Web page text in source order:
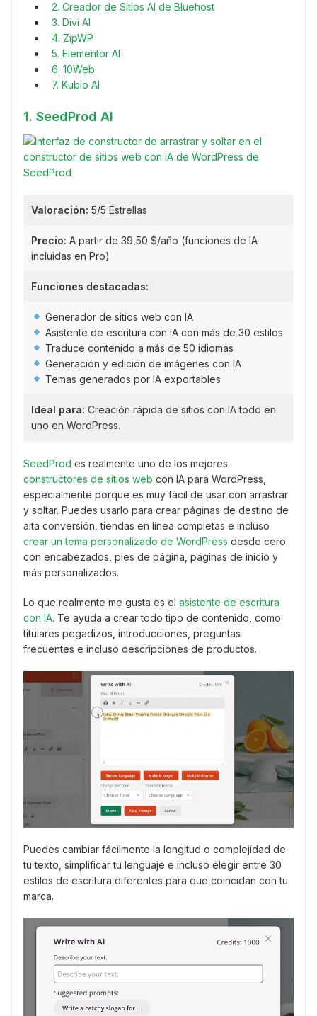
2. Creador de Sitios AI de Bluehost
3. Divi AI
4. ZipWP
5. Elementor AI
6. 10Web
7. Kubio AI
1. SeedProd AI
Valoración: 5/5 Estrellas
Precio: A partir de 39,50 $/año (funciones de IA
incluidas en Pro)
Funciones destacadas:
Generador de sitios web con IA
Asistente de escritura con IA con más de 30 estilos
Traduce contenido a más de 50 idiomas
Generación y edición de imágenes con IA
Temas generados por IA exportables
Ideal para: Creación rápida de sitios con IA todo en
uno en WordPress.
SeedProd es realmente uno de los mejores
constructores de sitios web con IA para WordPress,
especialmente porque es muy fácil de usar con arrastrar
y soltar. Puedes usarlo para crear páginas de destino de
alta conversión, tiendas en línea completas e incluso
crear un tema personalizado de WordPress desde cero
con encabezados, pies de página, páginas de inicio y
más personalizados.
Lo que realmente me gusta es el asistente de escritura
con IA. Te ayuda a crear todo tipo de contenido, como
titulares pegadizos, introducciones, preguntas
frecuentes e incluso descripciones de productos.
Puedes cambiar fácilmente la longitud o complejidad de
tu texto, simplificar tu lenguaje e incluso elegir entre 30
estilos de escritura diferentes para que coincidan con tu
marca.